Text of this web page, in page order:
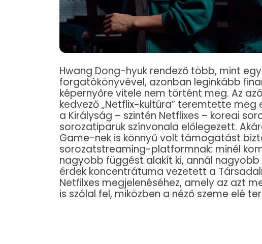
Hwang Dong-hyuk rendező több, mint
forgatókönyvével, azonban leginkább
képernyőre vitele nem történt meg. Az
kedvező „Netflix-kultúra” teremtette
a Királyság – szintén Netflixes – koreai
sorozatiparuk színvonala előlegezett.
Game-nek is könnyű volt támogatást
sorozatstreaming-platformnak: minél
nagyobb függést alakít ki, annál
érdek koncentrátuma vezetett a
Netfilxes megjelenéséhez, amely az azt
is szólal fel, miközben a néző szeme elé